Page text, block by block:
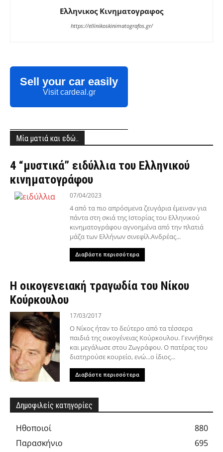
Ελληνικος Κινηματογραφος
https://ellinikoskinimatografos.gr/
Sell your car easily
Visit cardeal.gr
Μία ματιά και εδώ..
4 “μυστικά” ειδύλλια του Ελληνικού
κινηματογράφου
07/04/2023
4 από τα πιο απρόσμενα ζευγάρια έμειναν για
πάντα στη σκιά της Ιστορίας του Ελληνικού
κινηματογράφου αγνοημένα από την πλατιά
μάζα των Ελλήνων σινεφίλ.Ανδρέας...
Διαβάστε περισσότερα
Η οικογενειακή τραγωδία του Νίκου
Κούρκουλου
17/03/2017
Ο Νίκος ήταν το δεύτερο από τα τέσσερα
παιδιά της οικογένειας Κούρκουλου. Γεννήθηκε
και μεγάλωσε στου Ζωγράφου. Ο πατέρας του
διατηρούσε κουρείο, ενώ...ο ίδιος...
Διαβάστε περισσότερα
Δημοφιλείς κατηγορίες
Hθοποιοί
880
Παρασκήνιο
695